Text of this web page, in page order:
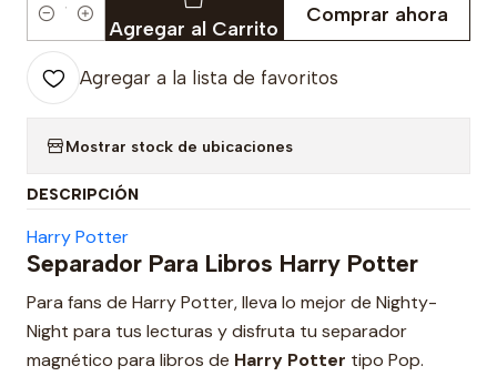
Cantidad Agregar al Carrito
Comprar ahora
Agregar a la lista de favoritos
Mostrar stock de ubicaciones
DESCRIPCIÓN
Harry Potter
Separador Para Libros Harry Potter
Para fans de Harry Potter, lleva lo mejor de Nighty-
Night para tus lecturas y disfruta tu separador
magnético para libros de Harry Potter tipo Pop.